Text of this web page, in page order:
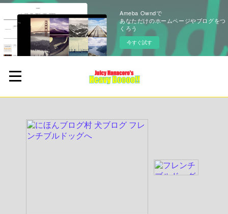
Ameba Owndで
あなただけのホームページやブログをつ
くろう
今すぐ試す